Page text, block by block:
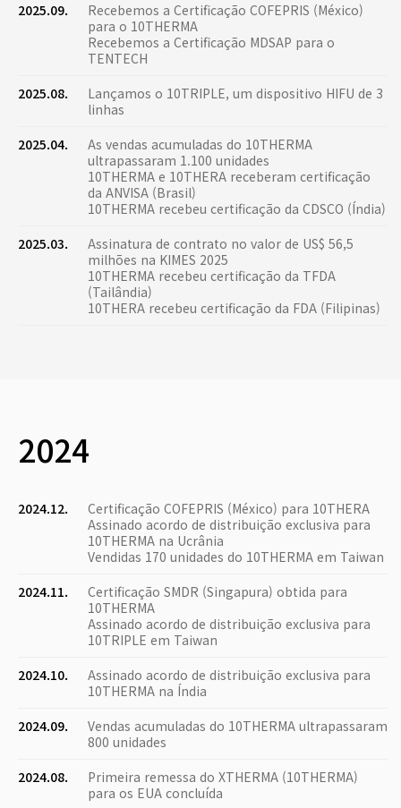
2025.09.
Recebemos a Certificação COFEPRIS (México)
para o 10THERMA
Recebemos a Certificação MDSAP para o
TENTECH
2025.08.
Lançamos o 10TRIPLE, um dispositivo HIFU de 3
linhas
2025.04.
As vendas acumuladas do 10THERMA
ultrapassaram 1.100 unidades
10THERMA e 10THERA receberam certificação
da ANVISA (Brasil)
10THERMA recebeu certificação da CDSCO (Índia)
2025.03.
Assinatura de contrato no valor de US$ 56,5
milhões na KIMES 2025
10THERMA recebeu certificação da TFDA
(Tailândia)
10THERA recebeu certificação da FDA (Filipinas)
2024
2024.12.
Certificação COFEPRIS (México) para 10THERA
Assinado acordo de distribuição exclusiva para
10THERMA na Ucrânia
Vendidas 170 unidades do 10THERMA em Taiwan
2024.11.
Certificação SMDR (Singapura) obtida para
10THERMA
Assinado acordo de distribuição exclusiva para
10TRIPLE em Taiwan
2024.10.
Assinado acordo de distribuição exclusiva para
10THERMA na Índia
2024.09.
Vendas acumuladas do 10THERMA ultrapassaram
800 unidades
2024.08.
Primeira remessa do XTHERMA (10THERMA)
para os EUA concluída